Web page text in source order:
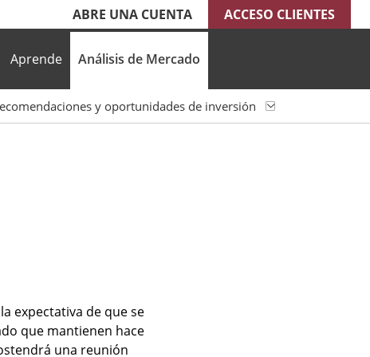
ABRE UNA CUENTA ACCESO CLIENTES
Aprende Análisis de Mercado
y oportunidades de inversión
expectativa de que se
que mantienen hace
una reunión